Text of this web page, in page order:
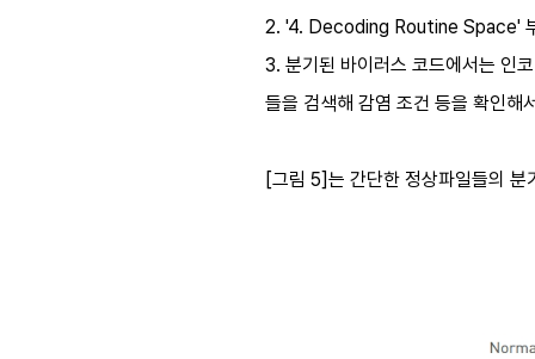
2. '4. Decoding Routine Space'
3. 분기된 바이러스 코드에서는 인
들을 검색해 감염 조건 등을 확인해
[그림 5]는 간단한 정상파일들의 분